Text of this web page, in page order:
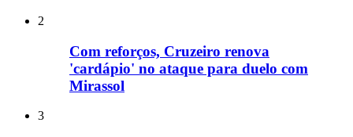
2
Com reforços, Cruzeiro renova
'cardápio' no ataque para duelo com
Mirassol
3